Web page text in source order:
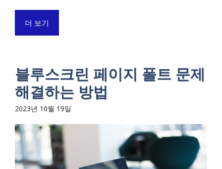
더 보기
블루스크린 페이지 폴트 문제
해결하는 방법
2023년 10월 19일